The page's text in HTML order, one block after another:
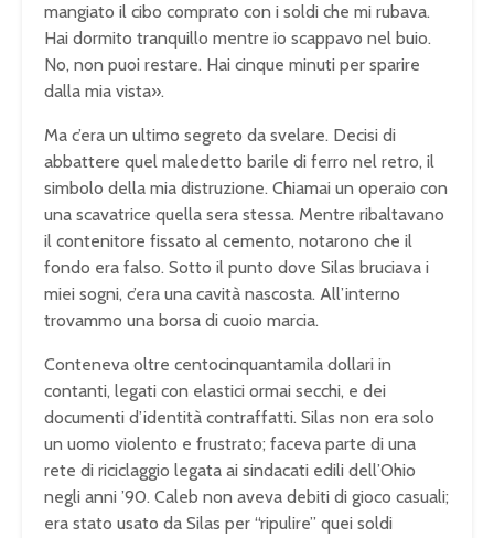
mangiato il cibo comprato con i soldi che mi rubava.
Hai dormito tranquillo mentre io scappavo nel buio.
No, non puoi restare. Hai cinque minuti per sparire
dalla mia vista».
Ma c’era un ultimo segreto da svelare. Decisi di
abbattere quel maledetto barile di ferro nel retro, il
simbolo della mia distruzione. Chiamai un operaio con
una scavatrice quella sera stessa. Mentre ribaltavano
il contenitore fissato al cemento, notarono che il
fondo era falso. Sotto il punto dove Silas bruciava i
miei sogni, c’era una cavità nascosta. All’interno
trovammo una borsa di cuoio marcia.
Conteneva oltre centocinquantamila dollari in
contanti, legati con elastici ormai secchi, e dei
documenti d’identità contraffatti. Silas non era solo
un uomo violento e frustrato; faceva parte di una
rete di riciclaggio legata ai sindacati edili dell’Ohio
negli anni ’90. Caleb non aveva debiti di gioco casuali;
era stato usato da Silas per “ripulire” quei soldi